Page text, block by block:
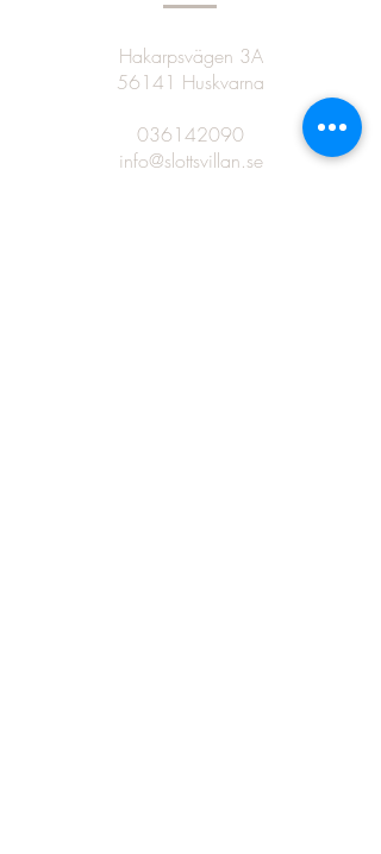
Hakarpsvägen 3A
56141 Huskvarna
036142090
info@slottsvillan.se